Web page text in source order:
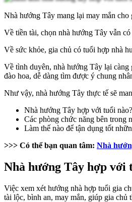
Nhà hướng Tây mang lại may mắn cho
Về tiền tài, chọn nhà hướng Tây vẫn
Về sức khỏe, gia chủ có tuổi hợp nhà
Về tình duyên, nhà hướng Tây lại càng
đào hoa, dễ dàng tìm được ý chung
Như vậy, nhà hướng Tây thực tế sẽ
Nhà hướng Tây hợp với tuổi nào?
Các phòng chức năng bên trong
Làm thế nào để tận dụng tốt
>>> Có thể bạn quan tâm: Nhà
Nhà hướng Tây hợp với
Việc xem xét hướng nhà hợp tuổi gia
tài lộc, bình an, may mắn, giúp gia chủ